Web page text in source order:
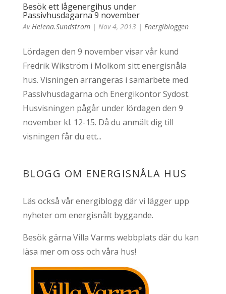
Besök ett lågenergihus under
Passivhusdagarna 9 november
Av Helena.sundstrom| Nov 4, 2013| Energibloggen
Lördagen den 9 november visar vår kund
Fredrik Wikström i Molkom sitt energisnåla
hus. Visningen arrangeras i samarbete med
Passivhusdagarna och Energikontor Sydost.
Husvisningen pågår under lördagen den 9
november kl. 12-15. Då du anmält dig till
visningen får du ett...
BLOGG OM ENERGISNÅLA HUS
Läs också vårenergibloggdär vi lägger upp
nyheter om energisnålt byggande.
Besök gärna Villa Varms webbplats där du kan
läsa mer om oss och våra hus!